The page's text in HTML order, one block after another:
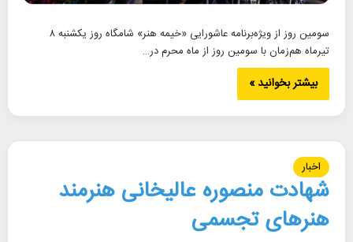
سومین روز از ویژه‌‌برنامه عاشورایی «خیمه هنر» شامگاه روز یکشنبه ۸
تیرماه هم‌زمان با سومین روز از ماه محرم در…
بیشتر بخوانید »
اخبار
شهادت منصوره عالیخانی هنرمند
هنرهای تجسمی